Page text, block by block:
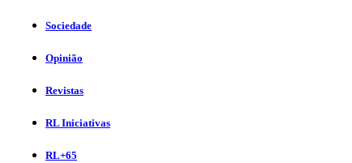
Sociedade
Opinião
Revistas
RL Iniciativas
RL+65